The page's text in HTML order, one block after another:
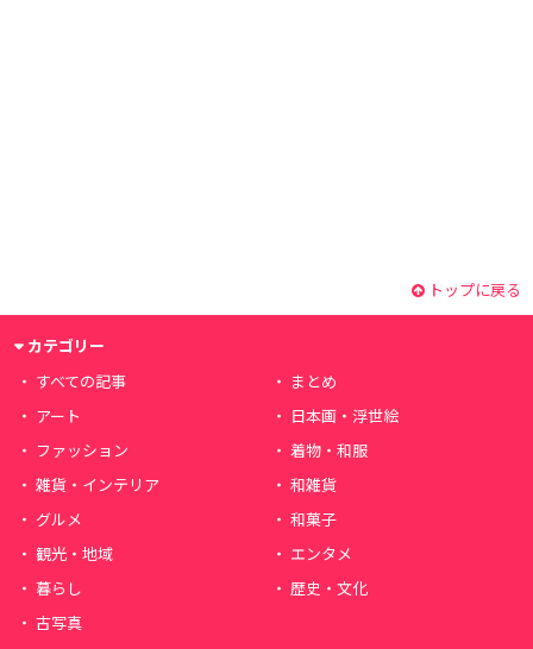
トップに戻る
カテゴリー
すべての記事
まとめ
アート
日本画・浮世絵
ファッション
着物・和服
雑貨・インテリア
和雑貨
グルメ
和菓子
観光・地域
エンタメ
暮らし
歴史・文化
古写真